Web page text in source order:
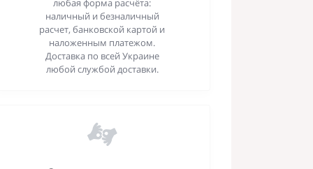
любая форма расчёта:
наличный и безналичный
расчет, банковской картой и
наложенным платежом.
Доставка по всей Украине
любой службой доставки.